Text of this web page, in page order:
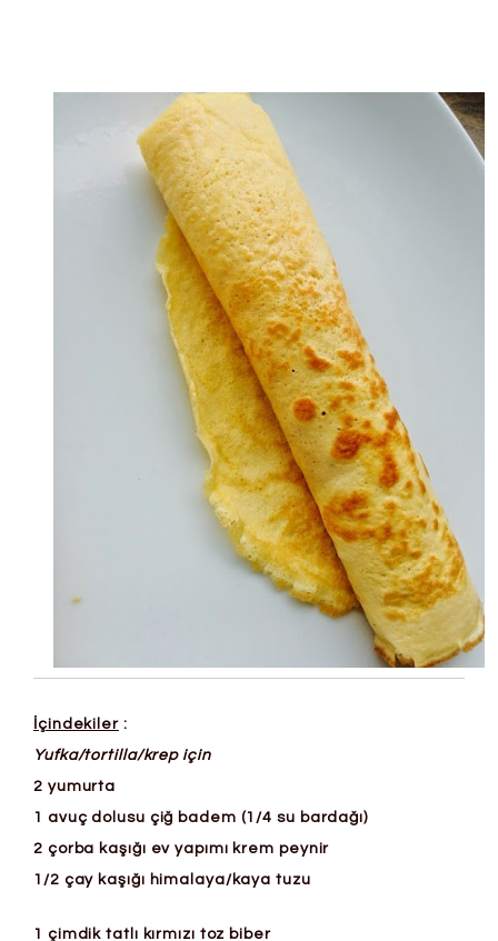
İçindekiler:
Yufka/tortilla/krep için
2 yumurta
1 avuç dolusu çiğ badem (1/4 su bardağı)
2 çorba kaşığı ev yapımı krem peynir
1/2 çay kaşığı himalaya/kaya tuzu
1 çimdik tatlı kırmızı toz biber